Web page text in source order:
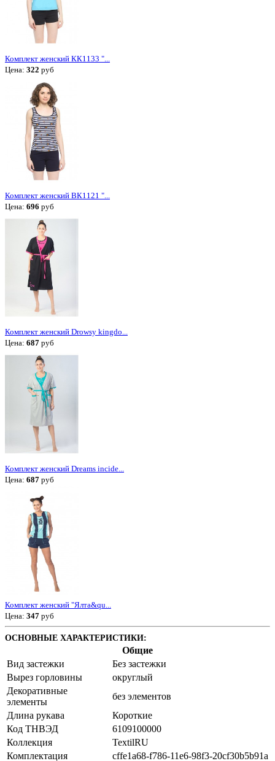
Комплект женский КК1133 "...
Цена: 322 руб
Комплект женский ВК1121 "...
Цена: 696 руб
Комплект женский Drowsy kingdo...
Цена: 687 руб
Комплект женский Dreams incide...
Цена: 687 руб
Комплект женский "Ялта&qu...
Цена: 347 руб
ОСНОВНЫЕ ХАРАКТЕРИСТИКИ:
Общие
Вид застежки
Без застежки
Вырез горловины
округлый
Декоративные
элементы
без элементов
Длина рукава
Короткие
Код ТНВЭД
6109100000
Коллекция
TextilRU
Комплектация
cffe1a68-f786-11e6-98f3-20cf30b5b91a